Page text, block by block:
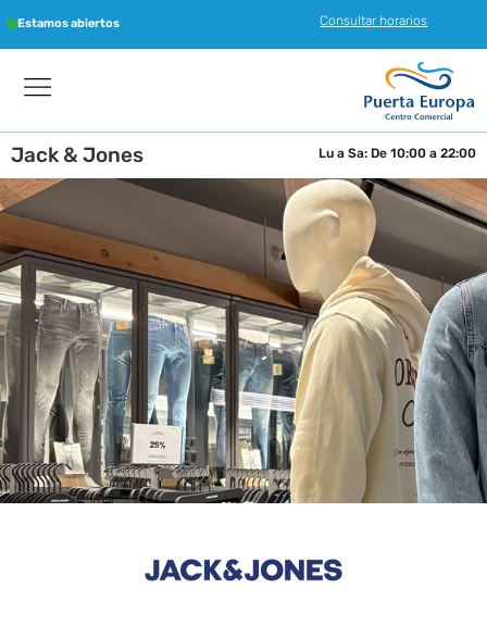
Estamos abiertos Consultar horarios
Jack & Jones Lu a Sa: De 10:00 a 22:00